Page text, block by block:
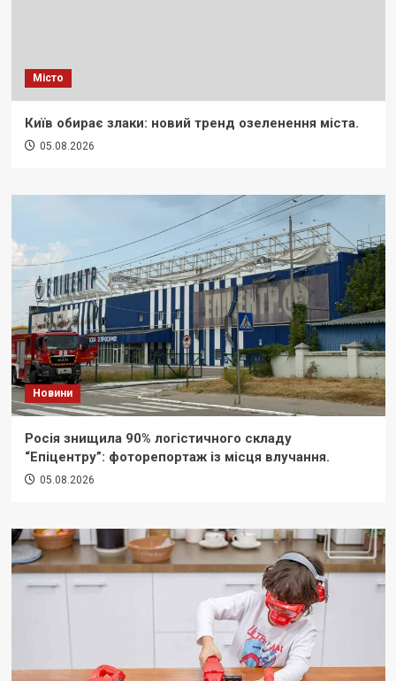
Місто
Київ обирає злаки: новий тренд озеленення міста.
05.08.2026
Новини
Росія знищила 90% логістичного складу
“Епіцентру”: фоторепортаж із місця влучання.
05.08.2026